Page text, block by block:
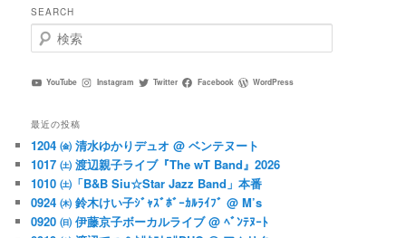
SEARCH
検
索
YouTube Instagram Twitter Facebook WordPress
最近の投稿
1204 ㈮ 清水ゆかりデュオ @ ベンテヌート
1017 ㈯ 渡辺親子ライブ『The wT Band』2026
1010 ㈯「B&B Siu☆Star Jazz Band」本番
0924 ㈭ 鈴木けい子ｼﾞｬｽﾞﾎﾞｰｶﾙﾗｲﾌﾞ @ M’s
0920 ㈰ 伊藤京子ボーカルライブ @ ﾍﾞﾝﾃﾇｰﾄ